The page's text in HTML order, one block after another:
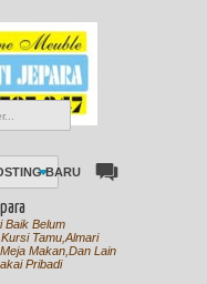
BARU
Baik Belum
Tamu,Almari
Makan,Dan Lain
Pribadi